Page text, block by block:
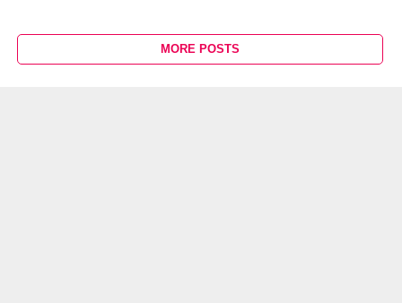
MORE POSTS